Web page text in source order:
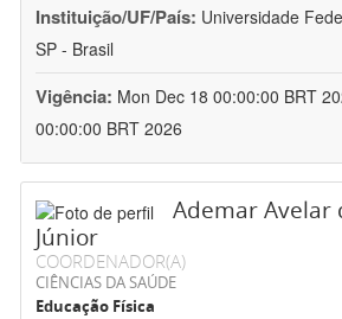
Instituição/UF/País: Universidade
SP - Brasil
Vigência: Mon Dec 18 00:00:00 BRT
00:00:00 BRT 2026
Ademar Avelar
Júnior
COORDENADOR(A)
CIÊNCIAS DA SAÚDE
Educação Física